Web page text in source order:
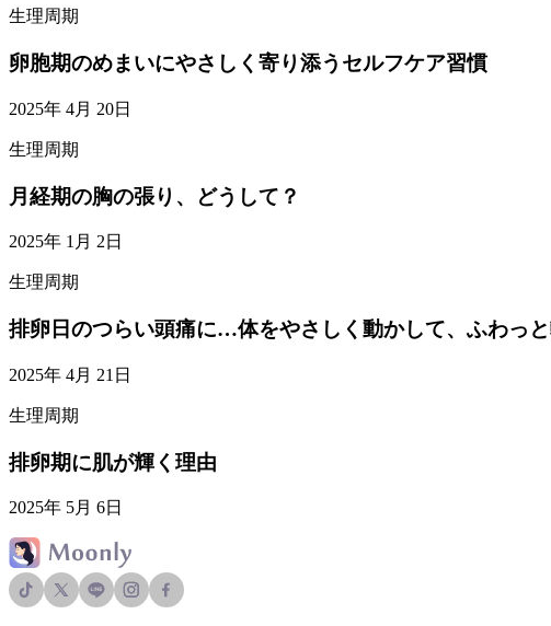
生理周期
卵胞期のめまいにやさしく寄り添うセルフケア習慣
2025年 4月 20日
生理周期
月経期の胸の張り、どうして？
2025年 1月 2日
生理周期
排卵日のつらい頭痛に…体をやさしく動かして、ふわっ
2025年 4月 21日
生理周期
排卵期に肌が輝く理由
2025年 5月 6日